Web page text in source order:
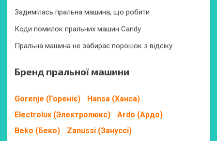
Задимілась пральна машина, що робити
Коди помилок пральних машин Candy
Пральна машина не забирає порошок з відсіку
Бренд пральної машини
Gorenje (Гореніє)
Hansa (Ханса)
Electrolux (Электролюкс)
Ardo (Ардо)
Beko (Беко)
Zanussi (Зануссі)